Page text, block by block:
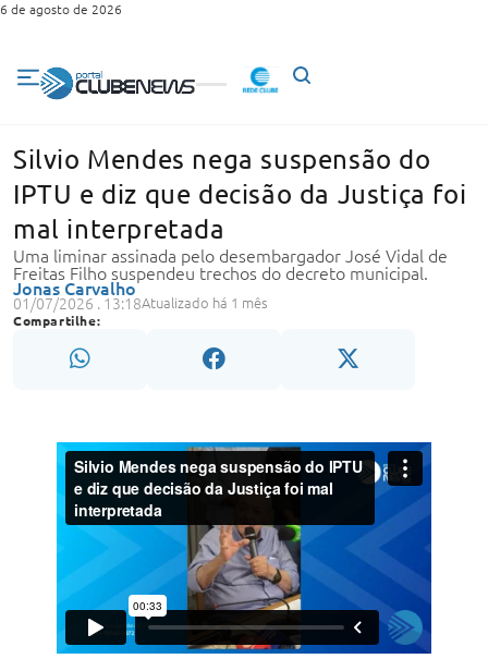
6 de agosto de 2026
Silvio Mendes nega suspensão do
IPTU e diz que decisão da Justiça foi
mal interpretada
Uma liminar assinada pelo desembargador José Vidal de
Freitas Filho suspendeu trechos do decreto municipal.
Jonas Carvalho
01/07/2026 . 13:18Atualizado há 1 mês
Compartilhe: